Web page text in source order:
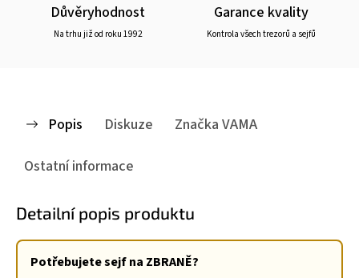
Důvěryhodnost
Na trhu již od roku 1992
Garance kvality
Kontrola všech trezorů a sejfů
Popis Diskuze ZnačkaVAMA
Ostatní informace
Detailní popis produktu
Potřebujete sejf na ZBRANĚ?